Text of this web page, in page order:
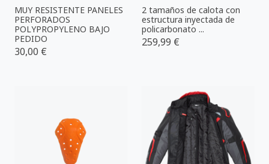
MUY RESISTENTE PANELES
PERFORADOS
POLYPROPYLENO BAJO
PEDIDO
30,00 €
2 tamaños de calota con
estructura inyectada de
policarbonato ...
259,99 €